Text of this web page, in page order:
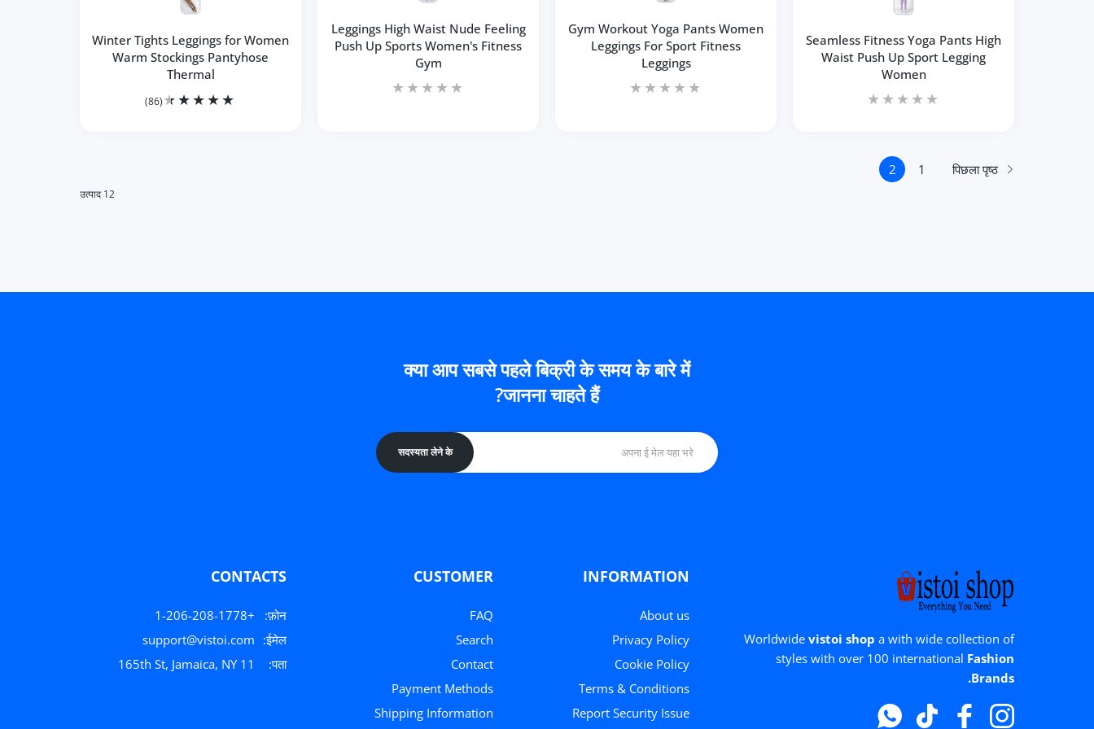
Seamless Fitness Yoga Pants High
Waist Push Up Sport Legging
Women
Gym Workout Yoga Pants Women
Leggings For Sport Fitness
Leggings
Leggings High Waist Nude Feeling
Push Up Sports Women's Fitness
Gym
Winter Tights Leggings for Women
Warm Stockings Pantyhose
Thermal
(86)
पिछला पृष्ठ
1
2
12 उत्पाद
क्या आप सबसे पहले बिक्री के समय के बारे में
जानना चाहते हैं?
सदस्यता लेने के
Worldwide vistoi shop a with wide collection of
styles with over 100 international Fashion
Brands.
instagram
फेसबुक
टिक टॉक
Whatsapp
INFORMATION
About us
Privacy Policy
Cookie Policy
Terms & Conditions
Report Security Issue
CUSTOMER
FAQ
Search
Contact
Payment Methods
Shipping Information
CONTACTS
फ़ोन:
+1-206-208-1778
ईमेल:
support@vistoi.com
पता:
165th St, Jamaica, NY 11